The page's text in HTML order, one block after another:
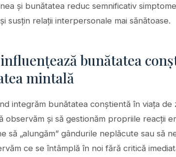
și bunătatea reduc semnificativ
susțin relații interpersonale mai sănătoase.
bunătatea
mintală
integrăm bunătatea conștientă în viața de
observăm și să gestionăm propriile reacții
să „alungăm” gândurile neplăcute sau să
ce se întâmplă în noi fără critică